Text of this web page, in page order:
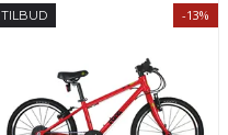
TILBUD -13%